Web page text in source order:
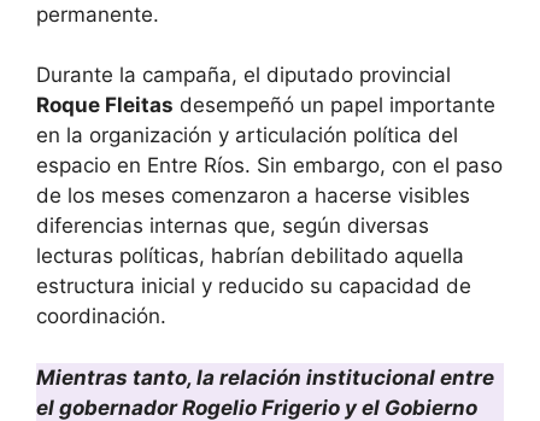
permanente.
Durante la campaña, el diputado provincial
Roque Fleitas desempeñó un papel importante
en la organización y articulación política del
espacio en Entre Ríos. Sin embargo, con el paso
de los meses comenzaron a hacerse visibles
diferencias internas que, según diversas
lecturas políticas, habrían debilitado aquella
estructura inicial y reducido su capacidad de
coordinación.
Mientras tanto, la relación institucional entre
el gobernador Rogelio Frigerio y el Gobierno